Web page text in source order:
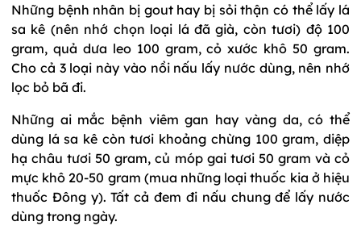
Những bệnh nhân bị gout hay bị sỏi thận có thể lấy lá
sa kê (nên nhớ chọn loại lá đã già, còn tươi) độ 100
gram, quả dưa leo 100 gram, cỏ xước khô 50 gram.
Cho cả 3 loại này vào nồi nấu lấy nước dùng, nên nhớ
lọc bỏ bã đi.
Những ai mắc bệnh viêm gan hay vàng da, có thể
dùng lá sa kê còn tươi khoảng chừng 100 gram, diệp
hạ châu tươi 50 gram, củ móp gai tươi 50 gram và cỏ
mực khô 20-50 gram (mua những loại thuốc kia ở hiệu
thuốc Đông y). Tất cả đem đi nấu chung để lấy nước
dùng trong ngày.